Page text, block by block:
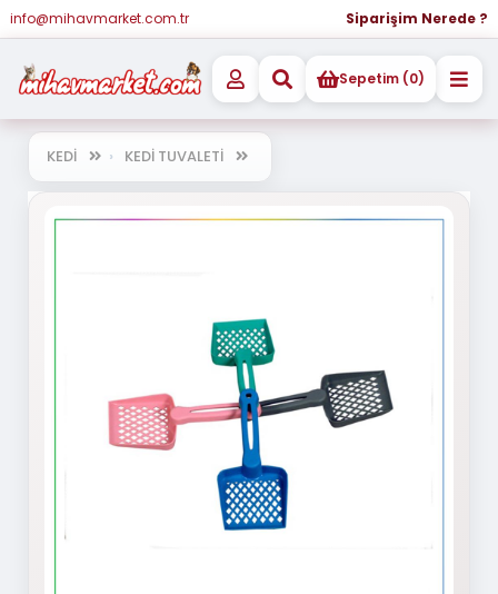
info@mihavmarket.com.tr Siparişim Nerede ?
Sepetim (0)
KEDİ KEDİ TUVALETİ